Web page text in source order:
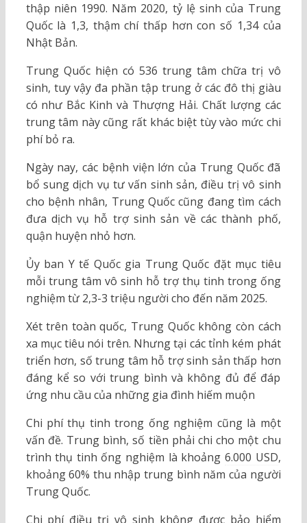
thập niên 1990. Năm 2020, tỷ lệ sinh của Trung
Quốc là 1,3, thậm chí thấp hơn con số 1,34 của
Nhật Bản.
Trung Quốc hiện có 536 trung tâm chữa trị vô
sinh, tuy vậy đa phần tập trung ở các đô thị giàu
có như Bắc Kinh và Thượng Hải. Chất lượng các
trung tâm này cũng rất khác biệt tùy vào mức chi
phí bỏ ra.
Ngày nay, các bệnh viện lớn của Trung Quốc đã
bổ sung dịch vụ tư vấn sinh sản, điều trị vô sinh
cho bệnh nhân, Trung Quốc cũng đang tìm cách
đưa dịch vụ hỗ trợ sinh sản về các thành phố,
quận huyện nhỏ hơn.
Ủy ban Y tế Quốc gia Trung Quốc đặt mục tiêu
mỗi trung tâm vô sinh hỗ trợ thụ tinh trong ống
nghiệm từ 2,3-3 triệu người cho đến năm 2025.
Xét trên toàn quốc, Trung Quốc không còn cách
xa mục tiêu nói trên. Nhưng tại các tỉnh kém phát
triển hơn, số trung tâm hỗ trợ sinh sản thấp hơn
đáng kể so với trung bình và không đủ để đáp
ứng nhu cầu của những gia đình hiếm muộn
Chi phí thụ tinh trong ống nghiệm cũng là một
vấn đề. Trung bình, số tiền phải chi cho một chu
trình thụ tinh ống nghiệm là khoảng 6.000 USD,
khoảng 60% thu nhập trung bình năm của người
Trung Quốc.
Chi phí điều trị vô sinh không được bảo hiểm